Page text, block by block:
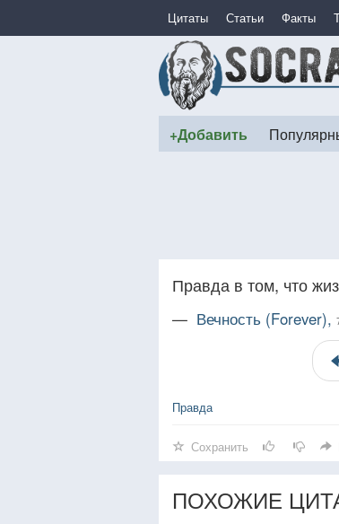
Цитаты Статьи Факты
+Добавить
Правда в том, что
— Вечность (Forever),
Правда
Сохранить
ПОХОЖИЕ